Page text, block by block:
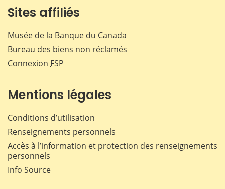
Sites affiliés
Musée de la Banque du Canada
Bureau des biens non réclamés
Connexion FSP
Mentions légales
Conditions d’utilisation
Renseignements personnels
Accès à l’information et protection des renseignements
personnels
Info Source